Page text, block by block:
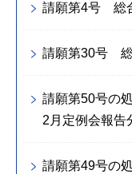
請願第4号 総
請願第30号 総
請願第50号の
2月定例会報告
請願第49号の